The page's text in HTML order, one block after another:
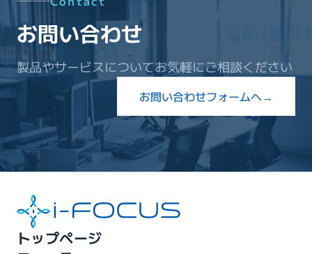
お問い合わせ
製品やサービスについてお気軽にご相談ください
お問い合わせフォームへ→
トップページ